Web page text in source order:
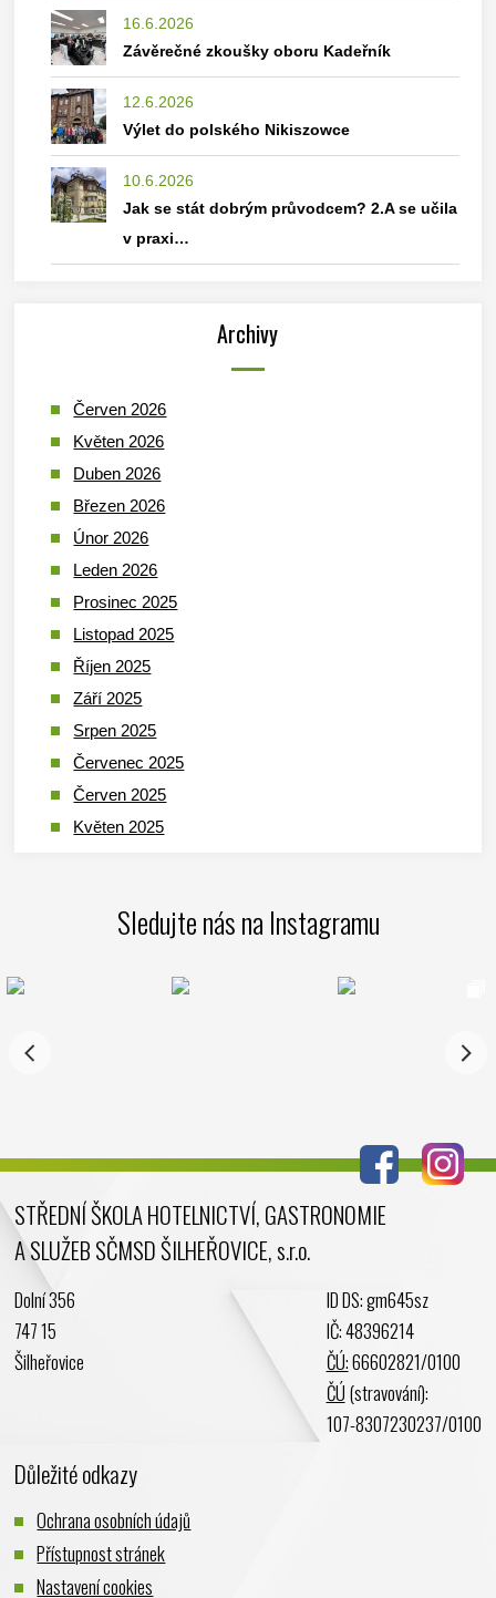
16.6.2026
Závěrečné zkoušky oboru Kadeřník
12.6.2026
Výlet do polského Nikiszowce
10.6.2026
Jak se stát dobrým průvodcem? 2.A se učila
v praxi…
Archivy
Červen 2026
Květen 2026
Duben 2026
Březen 2026
Únor 2026
Leden 2026
Prosinec 2025
Listopad 2025
Říjen 2025
Září 2025
Srpen 2025
Červenec 2025
Červen 2025
Květen 2025
Leden 2025
Listopad 2024
Duben 2024
Březen 2024
Leden 2024
Listopad 2023
Srpen 2023
Červen 2023
Květen 2023
Sledujte nás na Instagramu
STŘEDNÍ ŠKOLA HOTELNICTVÍ, GASTRONOMIE
A SLUŽEB SČMSD ŠILHEŘOVICE, s.r.o.
Dolní 356
747 15
Šilheřovice
ID DS: gm645sz
IČ: 48396214
ČÚ:66602821/0100
ČÚ (stravování):
107-8307230237/0100
Důležité odkazy
Ochrana osobních údajů
Přístupnost stránek
Nastavení cookies